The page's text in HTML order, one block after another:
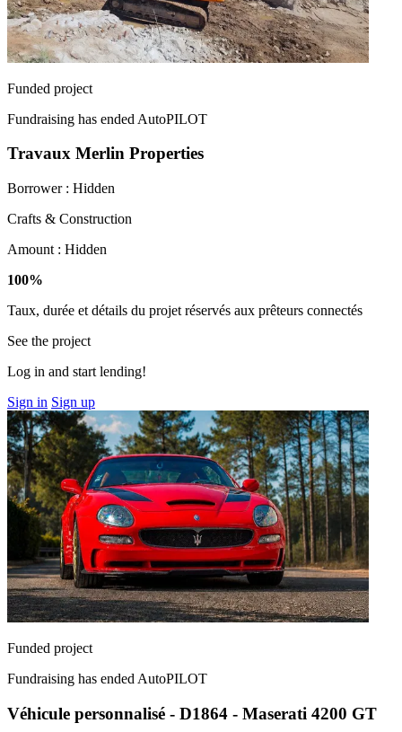
Funded project
Fundraising has ended AutoPILOT
Travaux Merlin Properties
Borrower : Hidden
Crafts & Construction
Amount : Hidden
100%
Taux, durée et détails du projet réservés aux prêteurs connectés
See the project
Log in and start lending!
Sign in Sign up
Funded project
Fundraising has ended AutoPILOT
Véhicule personnalisé - D1864 - Maserati 4200 GT